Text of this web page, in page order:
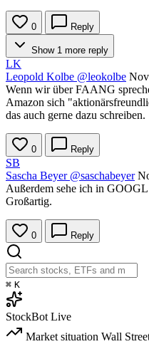
0 Reply
Show 1 more reply
LK
Leopold Kolbe @leokolbe
Wenn wir über FAANG
Amazon sich
das auch gerne dazu schreiben.
0 Reply
SB
Sascha Beyer @saschabeyer
Außerdem sehe ich in
Großartig.
0 Reply
⌘ K
StockBot Live
Market situation Wall